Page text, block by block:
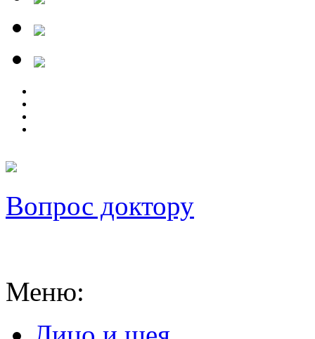
Вопрос доктору
Меню: